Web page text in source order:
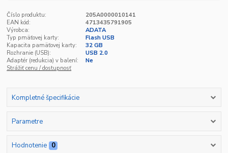
Číslo produktu:
205A0000010141
EAN kód:
4713435791905
Výrobca:
ADATA
Typ pmäťovej karty:
Flash USB
Kapacita pamäťovej karty:
32 GB
Rozhranie (USB):
USB 2.0
Adaptér (redukcia) v balení:
Ne
Strážiť cenu / dostupnosť
Kompletné špecifikácie
Parametre
Hodnotenie 0